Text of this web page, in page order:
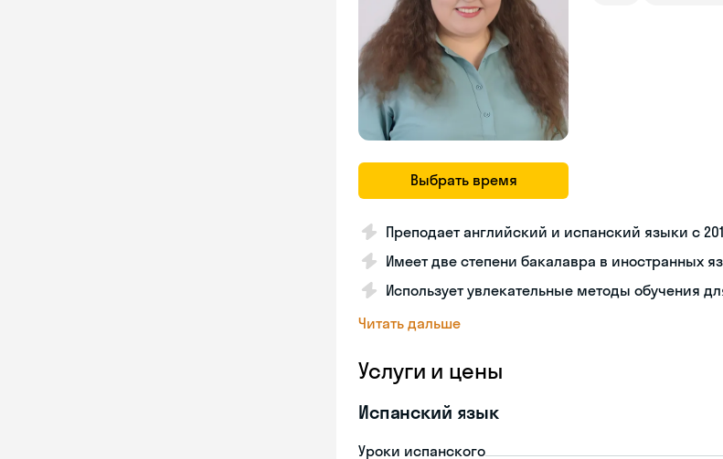
Выбрать время
Преподает английский и испанский языки с
Имеет две степени бакалавра в иностранных
Использует увлекательные методы обучения
Читать дальше
Услуги и цены
Испанский язык
Уроки испанского